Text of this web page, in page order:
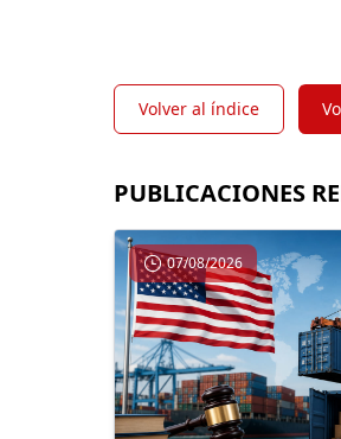
Volver al índice
PUBLICACIONES
07/08/2026